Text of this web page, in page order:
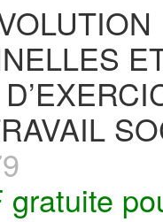
gratuite